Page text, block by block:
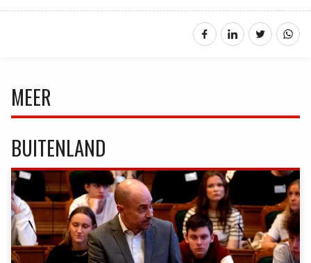
MEER
BUITENLAND